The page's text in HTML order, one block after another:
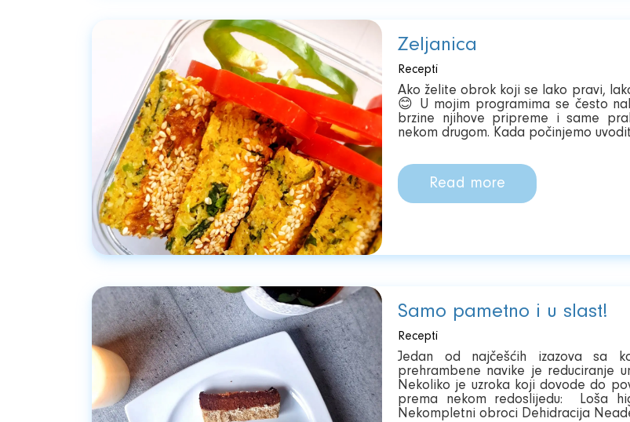
Zeljanica
Recepti
Ako želite obrok koji se lako pravi,
😊 U mojim programima se često
brzine njihove pripreme i same
nekom drugom. Kada počinjemo
Read more
Samo pametno i u slast!
Recepti
Jedan od najčešćih izazova sa
prehrambene navike je reduciranje
Nekoliko je uzroka koji dovode do
prema nekom redoslijedu: Loša
Nekompletni obroci Dehidracija